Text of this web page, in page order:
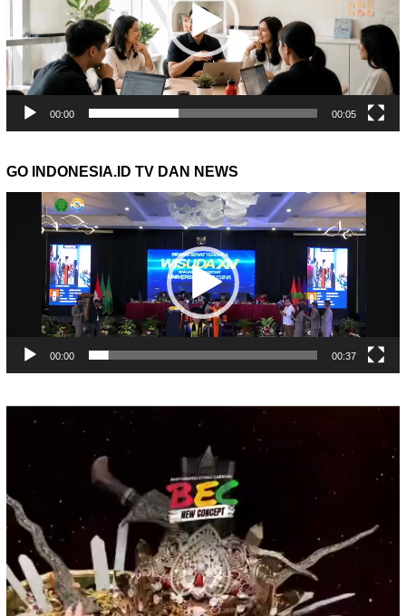
00:00 00:05
GO INDONESIA.ID TV DAN NEWS
Pemutar
00:00 00:37